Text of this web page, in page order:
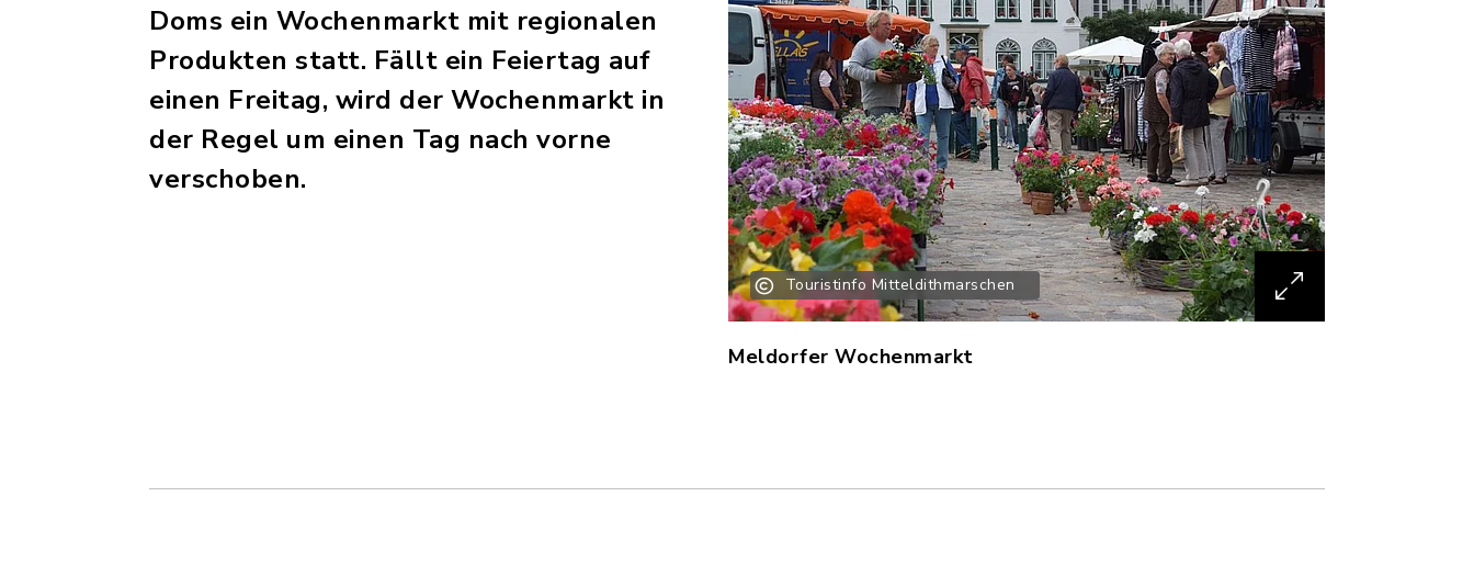
Touristinfo Mitteldithmarschen
Meldorfer Wochenmarkt
Doms ein Wochenmarkt mit regionalen
Produkten statt. Fällt ein Feiertag auf
einen Freitag, wird der Wochenmarkt in
der Regel um einen Tag nach vorne
verschoben.